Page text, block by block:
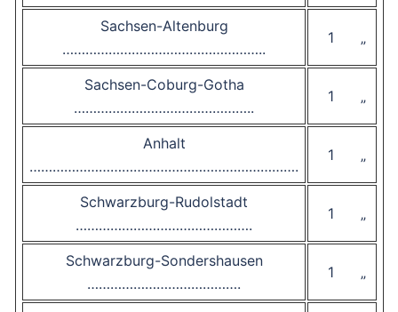
Sachsen-Altenburg
……………………………………………..
1 „
Sachsen-Coburg-Gotha
………………………………………..
1 „
Anhalt
…………………………………………………………….
1 „
Schwarzburg-Rudolstadt
……………………………………….
1 „
Schwarzburg-Sondershausen
………………………………….
1 „